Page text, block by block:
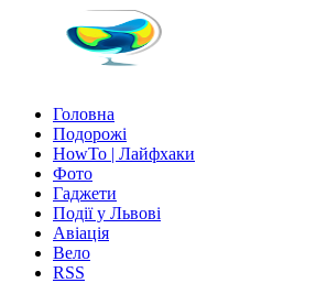
Головна
Подорожі
HowTo | Лайфхаки
Фото
Гаджети
Події у Львові
Авіація
Вело
RSS